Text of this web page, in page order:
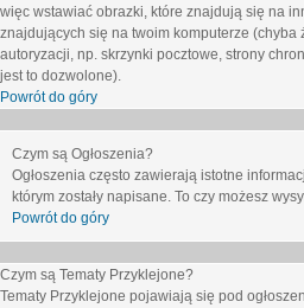
więc wstawiać obrazki, które znajdują się na
znajdujących się na twoim komputerze
autoryzacji, np. skrzynki pocztowe, strony
jest to dozwolone).
Powrót do góry
Czym są Ogłoszenia?
Ogłoszenia często zawierają istotne
którym zostały napisane. To czy możesz
Powrót do góry
Czym są Tematy Przyklejone?
Tematy Przyklejone pojawiają się pod